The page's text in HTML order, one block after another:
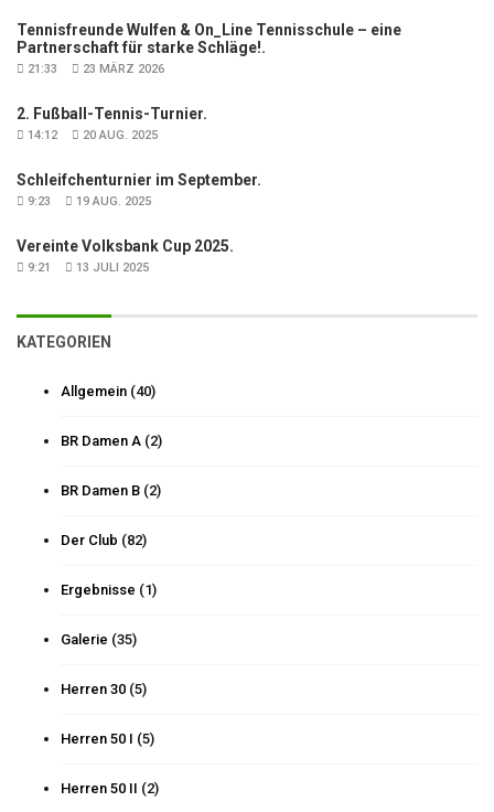
Tennisfreunde Wulfen & On_Line Tennisschule – eine
Partnerschaft für starke Schläge!.
21:33 23 MÄRZ 2026
2. Fußball-Tennis-Turnier.
14:12 20 AUG. 2025
Schleifchenturnier im September.
9:23 19 AUG. 2025
Vereinte Volksbank Cup 2025.
9:21 13 JULI 2025
KATEGORIEN
Allgemein (40)
BR Damen A (2)
BR Damen B (2)
Der Club (82)
Ergebnisse (1)
Galerie (35)
Herren 30 (5)
Herren 50 I (5)
Herren 50 II (2)